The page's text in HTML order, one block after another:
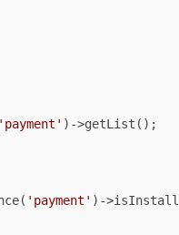
'payment' )->getList();
'payment' )-